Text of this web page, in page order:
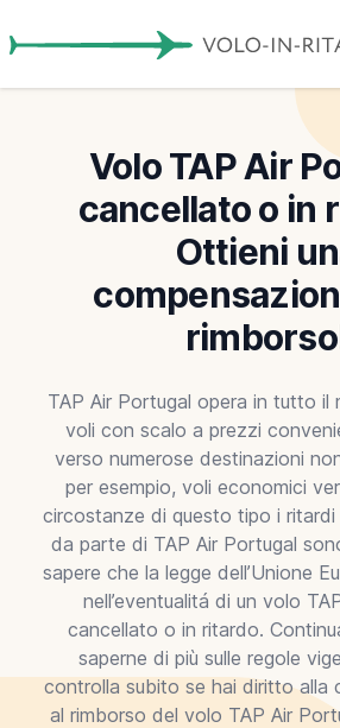
Volo TAP Air
cancellato o in
Ottieni
TAP Air Portugal opera in tutto
voli con scalo a prezzi
verso numerose destinazioni
per esempio, voli economici
circostanze di questo tipo i ritardi
da parte di TAP Air Portugal
sapere che la legge dell’Unione
nell’eventualitá di un volo
cancellato o in ritardo.
saperne di più sulle regole
controlla subito se hai diritto alla
al rimborso del volo TAP Air